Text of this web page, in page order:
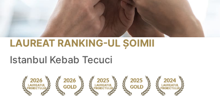
LAUREAT RANKING-UL ȘOIMII
Istanbul Kebab Tecuci